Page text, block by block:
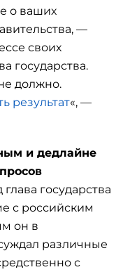
о ваших
—
своих
государства.
должно.
результат«, —
и дедлайне
государства
с российским
он в
различные
с